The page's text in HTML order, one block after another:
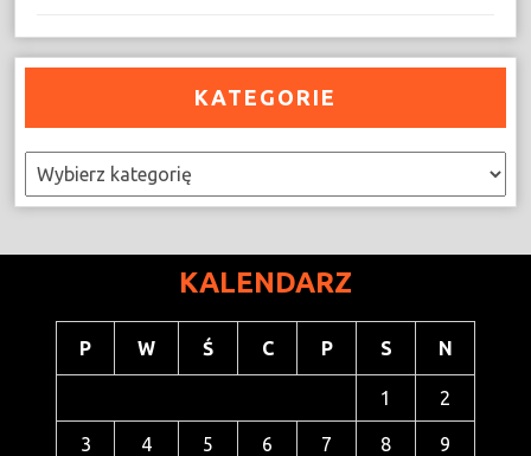
KATEGORIE
Kategorie
KALENDARZ
P W Ś C P S N
1 2
3 4 5 6 7 8 9